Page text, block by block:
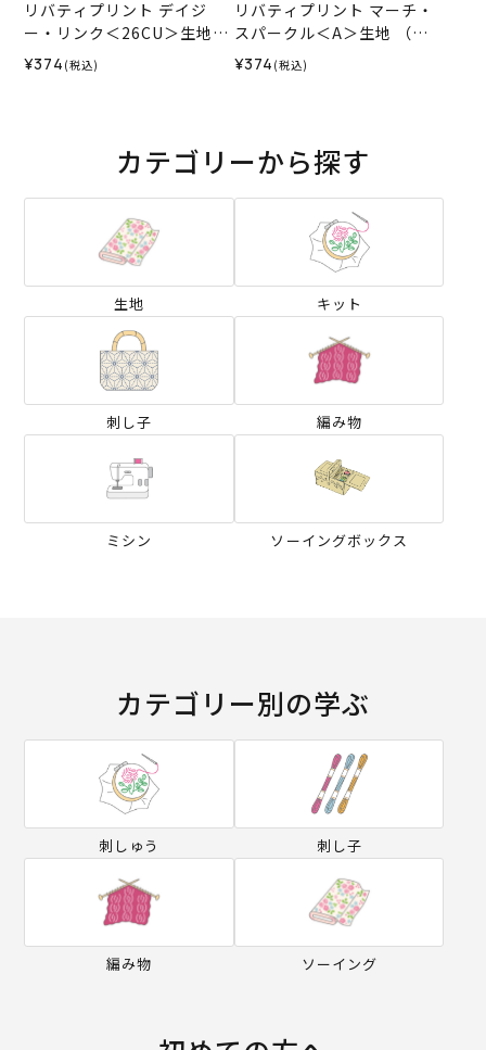
リバティプリント デイジ
ー・リンク＜26CU＞生地
（リバティ・ファブリック
ス）2026SS
¥374 (税込)
リバティプリント マーチ・
スパークル＜A＞生地 （リ
バティ・ファブリックス）2
025AW
¥374 (税込)
カテゴリーから探す
生地 キット
刺し子 編み物
ミシン ソーイングボックス
カテゴリー別の学ぶ
刺しゅう 刺し子
編み物 ソーイング